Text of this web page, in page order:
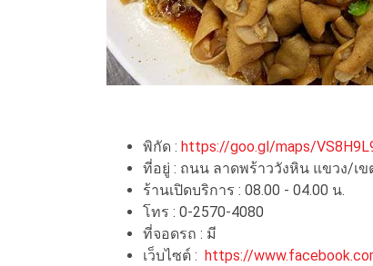
พิกัด : https://goo.gl/maps/
ที่อยู่ : ถนน ลาดพร้าววังหิน แขวง/เ
ร้านเปิดบริการ : 08.00 - 04.00 น.
โทร : 0-2570-4080
ที่จอดรถ : มี
เว็บไซต์ : https://